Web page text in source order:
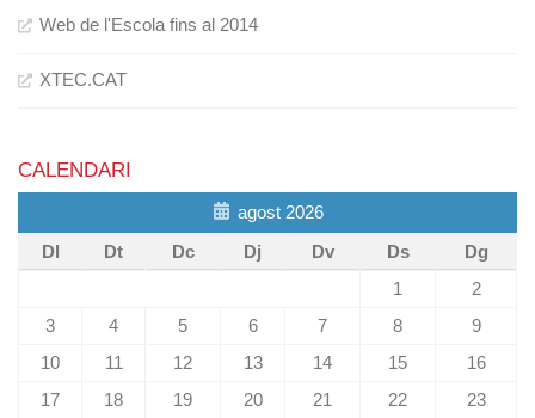
Web de l'Escola fins al 2014
XTEC.CAT
CALENDARI
agost 2026
Dl
Dt Dc Dj Dv Ds
Dg
1
2
3
4 5 6 7 8
9
10
11 12 13 14 15
16
17
18 19 20 21 22 23